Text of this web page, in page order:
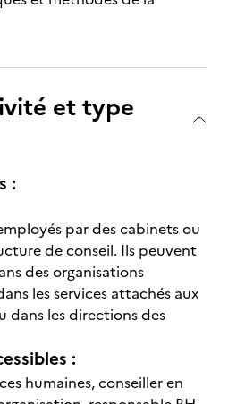
et type
:
par des cabinets ou
de conseil. Ils peuvent
des organisations
les services attachés aux
dans les directions des
:
humaines, conseiller en